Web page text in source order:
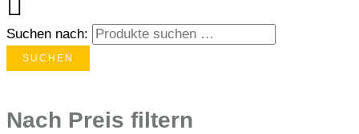
Suchen nach:
SUCHEN
Nach Preis filtern